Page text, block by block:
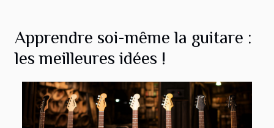
Apprendre soi-même la guitare :
les meilleures idées !